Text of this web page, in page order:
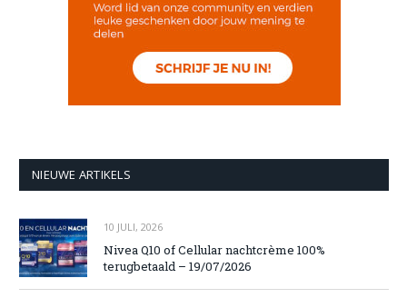
NIEUWE ARTIKELS
10 JULI, 2026
Nivea Q10 of Cellular nachtcrème 100%
terugbetaald – 19/07/2026